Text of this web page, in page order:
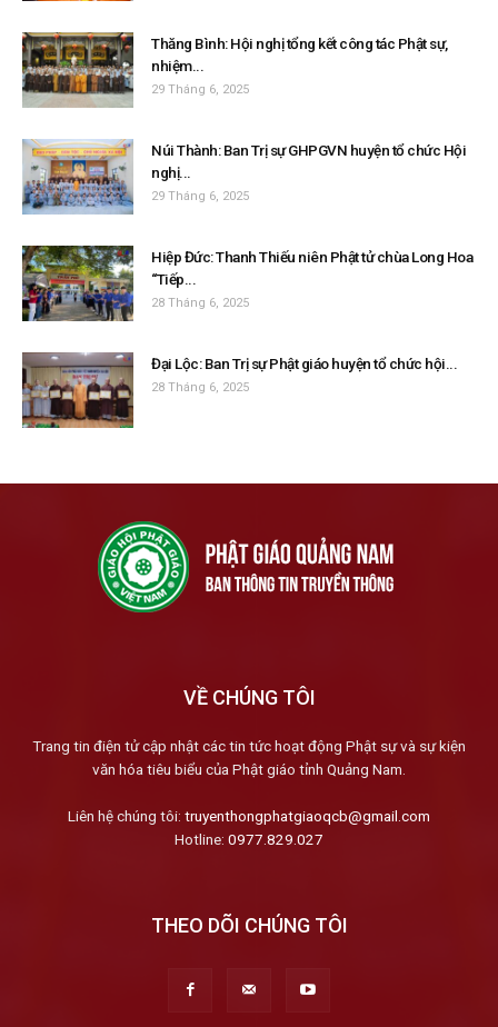
Thăng Bình: Hội nghị tổng kết công tác Phật sự,
nhiệm...
29 Tháng 6, 2025
Núi Thành: Ban Trị sự GHPGVN huyện tổ chức Hội
nghị...
29 Tháng 6, 2025
Hiệp Đức: Thanh Thiếu niên Phật tử chùa Long Hoa
“Tiếp...
28 Tháng 6, 2025
Đại Lộc: Ban Trị sự Phật giáo huyện tổ chức hội...
28 Tháng 6, 2025
VỀ CHÚNG TÔI
Trang tin điện tử cập nhật các tin tức hoạt động Phật sự và sự kiện
văn hóa tiêu biểu của Phật giáo tỉnh Quảng Nam.
Liên hệ chúng tôi: truyenthongphatgiaoqcb@gmail.com
Hotline: 0977.829.027
THEO DÕI CHÚNG TÔI